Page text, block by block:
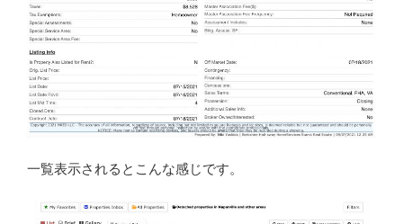
一覧表示されるとこんな感じです。